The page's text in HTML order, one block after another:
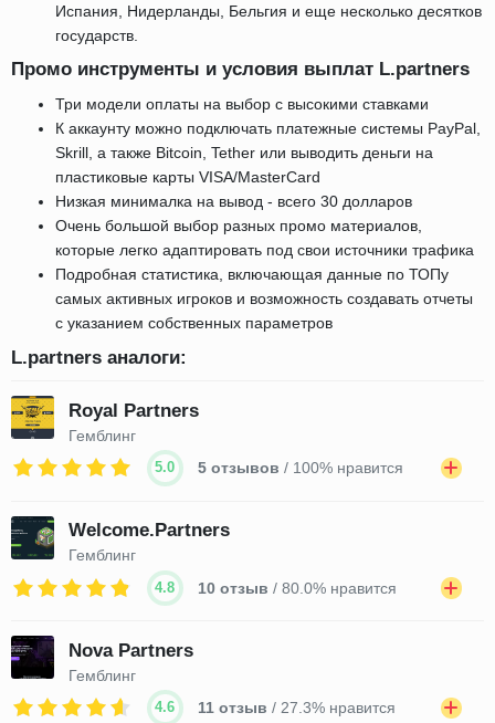
Испания, Нидерланды, Бельгия и еще несколько десятков
государств.
Промо инструменты и условия выплат L.partners
Три модели оплаты на выбор с высокими ставками
К аккаунту можно подключать платежные системы PayPal,
Skrill, а также Bitcoin, Tether или выводить деньги на
пластиковые карты VISA/MasterCard
Низкая минималка на вывод - всего 30 долларов
Очень большой выбор разных промо материалов,
которые легко адаптировать под свои источники трафика
Подробная статистика, включающая данные по ТОПу
самых активных игроков и возможность создавать отчеты
с указанием собственных параметров
L.partners аналоги:
Royal Partners
Гемблинг
5.0 5 отзывов / 100% нравится
Welcome.Partners
Гемблинг
4.8 10 отзыв / 80.0% нравится
Nova Partners
Гемблинг
4.6 11 отзыв / 27.3% нравится